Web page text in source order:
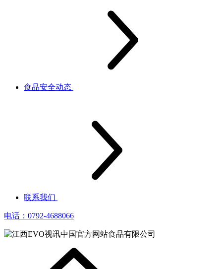
食品安全动态
联系我们
电话：0792-4688066